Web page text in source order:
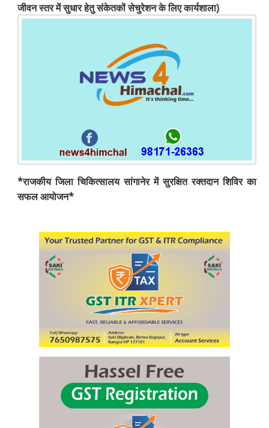
जीवन स्तर में सुधार हेतु संकेतकों सेचुरेशन के लिए कार्यशाला)
*राजकीय जिला चिकित्सालय सांगानेर में सुरक्षित रक्तदान शिविर का
सफल आयोजन*